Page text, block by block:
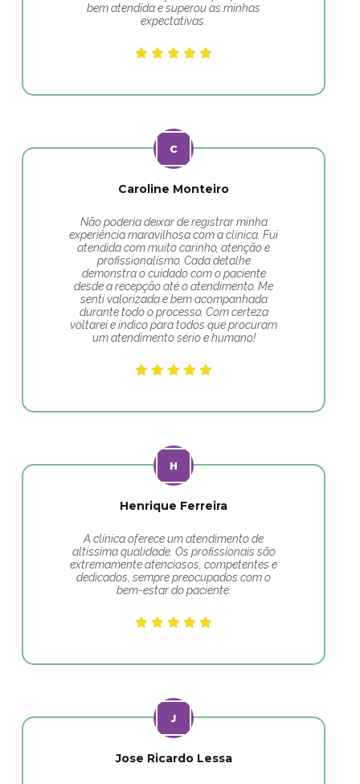
bem atendida e superou as minhas
expectativas.
Caroline Monteiro
Não poderia deixar de registrar minha
experiência maravilhosa com a clínica. Fui
atendida com muito carinho, atenção e
profissionalismo. Cada detalhe
demonstra o cuidado com o paciente
desde a recepção até o atendimento. Me
senti valorizada e bem acompanhada
durante todo o processo. Com certeza
voltarei e indico para todos que procuram
um atendimento sério e humano!
Henrique Ferreira
A clínica oferece um atendimento de
altíssima qualidade. Os profissionais são
extremamente atenciosos, competentes e
dedicados, sempre preocupados com o
bem-estar do paciente.
Jose Ricardo Lessa